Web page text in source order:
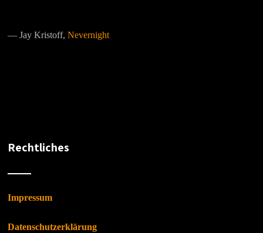
―Jay Kristoff,Nevernight
Rechtliches
Impressum
Datenschutzerklärung